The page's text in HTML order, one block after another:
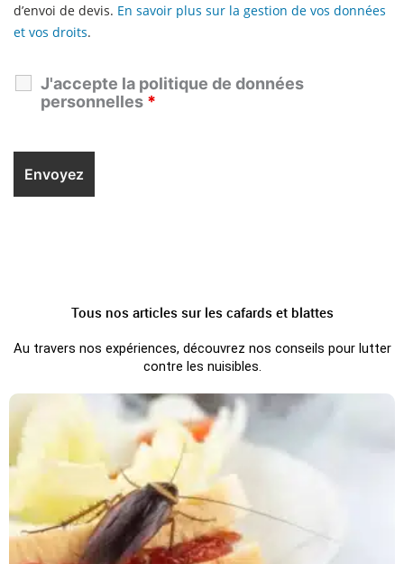
d’envoi de devis. En savoir plus sur la gestion de vos données
et vos droits.
J'accepte la politique de données
personnelles *
Tous nos articles sur les cafards et blattes
Au travers nos expériences, découvrez nos conseils pour lutter
contre les nuisibles.